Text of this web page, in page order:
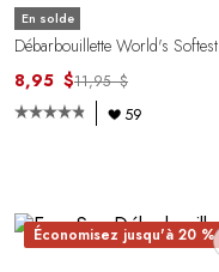
En solde
Débarbouillette World's Softest
8,95 $11,95 $
59
Économisez jusqu'à 20 %